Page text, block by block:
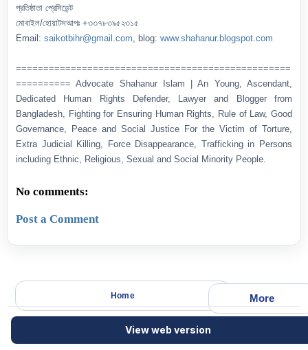
প্রতিষ্ঠাতা প্রেসিডেন্ট
মোবাইল/হোয়াটসআপঃ +৩৩৭৮৩৯৫২৩১৫
Email: saikotbihr@gmail.com, blog: www.shahanur.blogspot.com
==================================================
========== Advocate Shahanur Islam | An Young, Ascendant,
Dedicated Human Rights Defender, Lawyer and Blogger from
Bangladesh, Fighting for Ensuring Human Rights, Rule of Law, Good
Governance, Peace and Social Justice For the Victim of Torture,
Extra Judicial Killing, Force Disappearance, Trafficking in Persons
including Ethnic, Religious, Sexual and Social Minority People.
No comments:
Post a Comment
More
Home
View web version